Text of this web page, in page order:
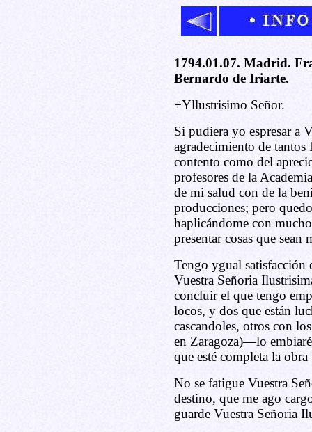
1794.01.07. Madrid.
Bernardo de Iriarte.
+Yllustrisimo Señor.
Si pudiera yo espresar a
agradecimiento de tantos
contento como del
profesores de la
de mi salud con de la
producciones; pero
haplicándome con
presentar cosas que sean
Tengo ygual satisfacción
Vuestra Señoria
concluir el que tengo
locos, y dos que están
cascandoles, otros con
en Zaragoza)—lo
que esté completa la obra
No se fatigue Vuestra
destino, que me ago
guarde Vuestra Señoria